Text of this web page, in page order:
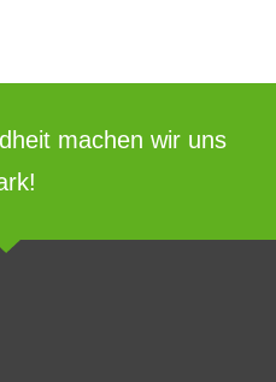
machen wir uns